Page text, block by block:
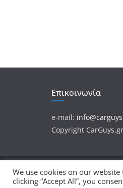
Επικοινωνία
e-mail:
Copyright CarGuys.gr
Πνευματικά
Θέμα:ColorMagαπό
We use cookies on our
clicking “Accept All”, you